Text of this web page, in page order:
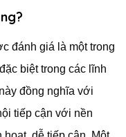
đánh giá là một trong
biệt trong các lĩnh
đồng nghĩa với
tiếp cận với nền